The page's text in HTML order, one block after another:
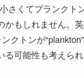
さくてプランクト
かもしれません。
ンクトンが
る可能性も考えられ